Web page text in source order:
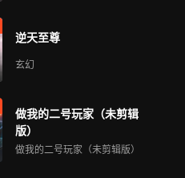
逆天至尊
玄幻
做我的二号玩家（未剪辑
版）
做我的二号玩家（未剪辑版）